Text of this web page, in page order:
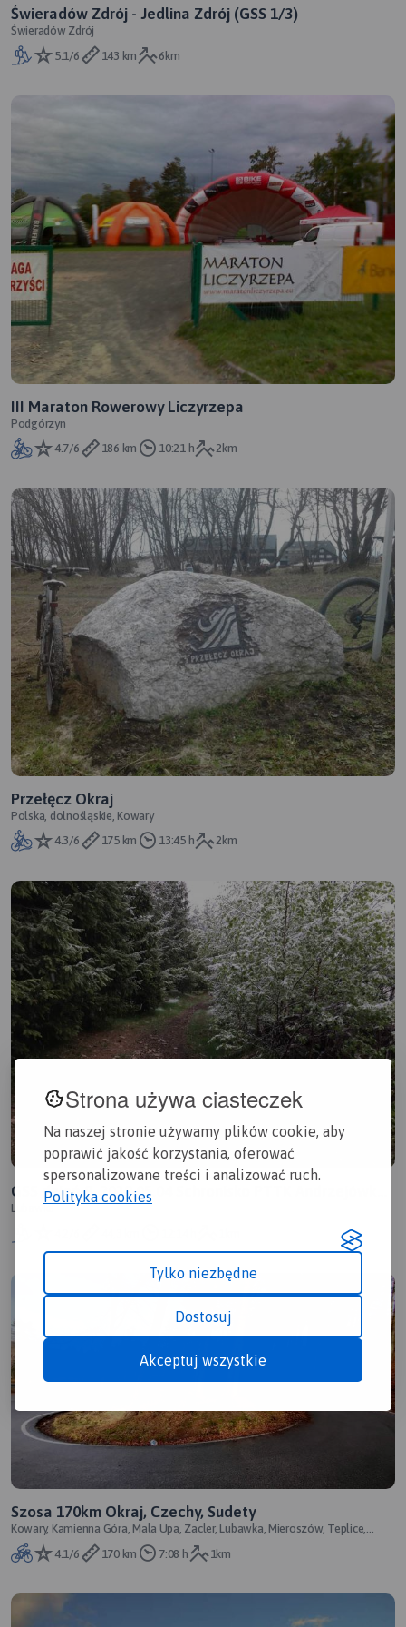
Strona używa ciasteczek
Na naszej stronie używamy plików cookie, aby
poprawić jakość korzystania, oferować
spersonalizowane treści i analizować ruch.
Polityka cookies
Tylko niezbędne
Dostosuj
Akceptuj wszystkie
Świeradów Zdrój - Jedlina Zdrój (GSS 1/3)
Świeradów Zdrój
5.1/6
143 km 6km
III Maraton Rowerowy Liczyrzepa
Podgórzyn
4.7/6
186 km 10:21 h 2km
Przełęcz Okraj
Polska, dolnośląskie, Kowary
4.3/6
175 km 13:45 h 2km
GSS dzień 9. 2019.05.04 Schronisko PTTK Andrzejówka -
agroturystyka Agnes Teresa Lach w Szarocinie
Lubawka
Szosa 170km Okraj, Czechy, Sudety
Kowary, Kamienna Góra, Mala Upa, Zacler, Lubawka, Mieroszów, Teplice,
Łomnica, Wojanów
4.1/6
170 km 7:08 h 1km